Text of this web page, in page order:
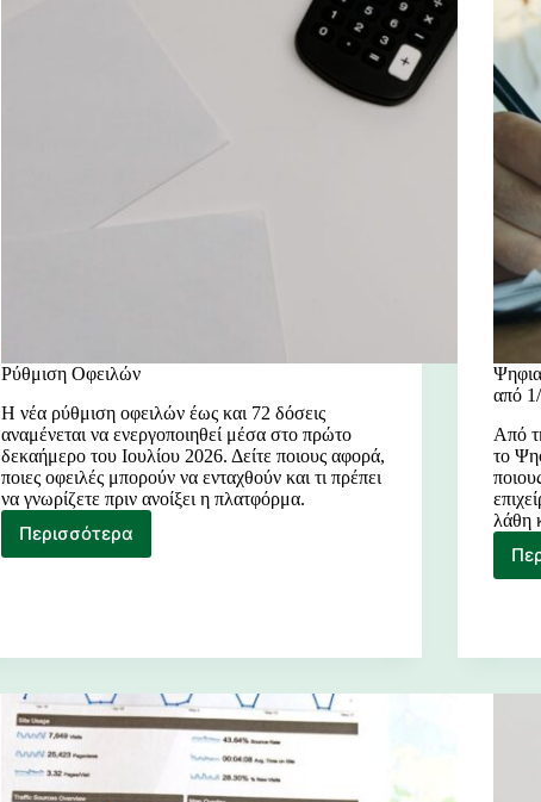
Ρύθμιση Οφειλών
Η νέα ρύθμιση οφειλών έως και 72 δόσεις
αναμένεται να ενεργοποιηθεί μέσα στο πρώτο
δεκαήμερο του Ιουλίου 2026. Δείτε ποιους αφορά,
ποιες οφειλές μπορούν να ενταχθούν και τι πρέπει
να γνωρίζετε πριν ανοίξει η πλατφόρμα.
Περισσότερα
Ρύθμιση
από
Από
το
λάθη